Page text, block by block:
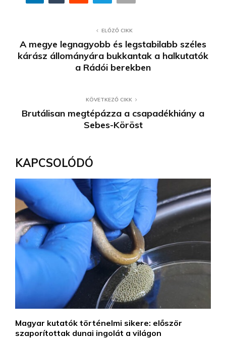
ELŐZŐ CIKK
A megye legnagyobb és legstabilabb széles
kárász állományára bukkantak a halkutatók
a Rádói berekben
KÖVETKEZŐ CIKK
Brutálisan megtépázza a csapadékhiány a
Sebes-Köröst
KAPCSOLÓDÓ
Magyar kutatók történelmi sikere: először
szaporítottak dunai ingolát a világon